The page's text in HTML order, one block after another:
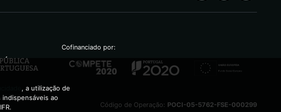
Cofinanciado por:
Código de Operação: POCI-05-5762-FSE-000299
, a utilização de
ao